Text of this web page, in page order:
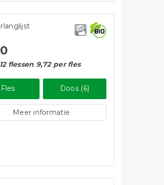
flessen 9,72 per fles
Fles Doos (6)
Meer informatie